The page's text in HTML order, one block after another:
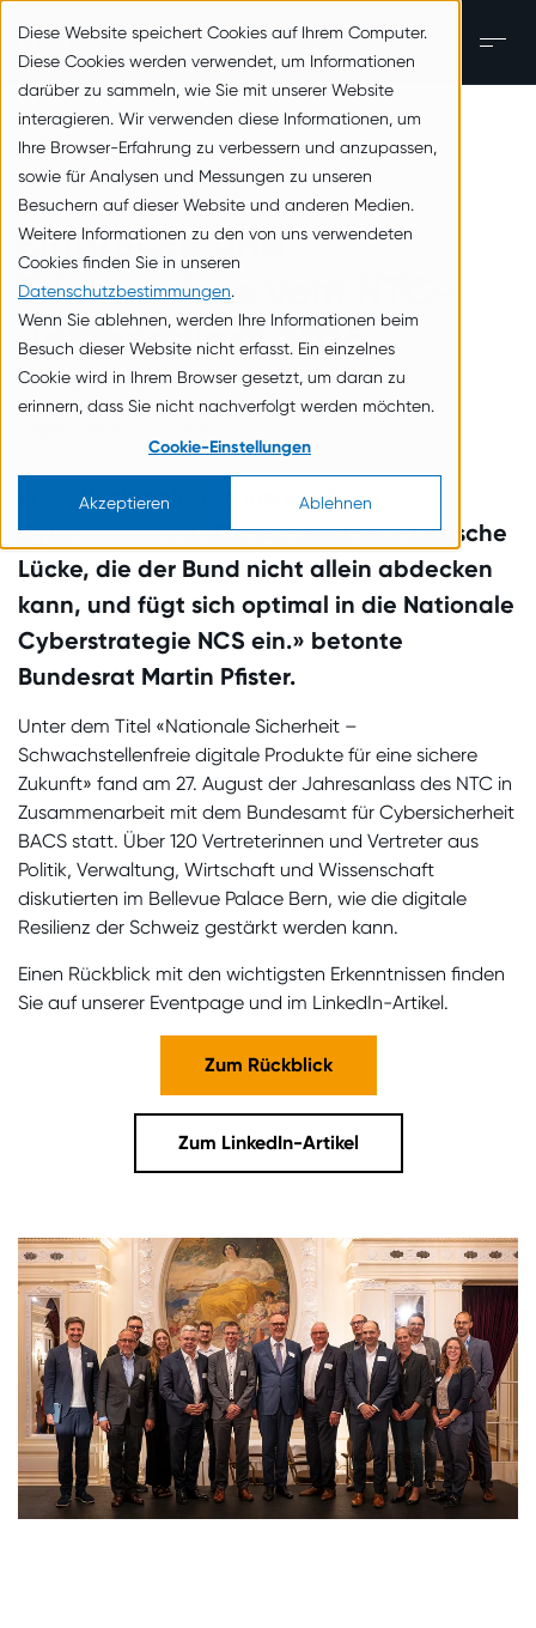
Diese Website speichert Cookies auf Ihrem Computer.
Diese Cookies werden verwendet, um Informationen
darüber zu sammeln, wie Sie mit unserer Website
interagieren. Wir verwenden diese Informationen, um
Ihre Browser-Erfahrung zu verbessern und anzupassen,
sowie für Analysen und Messungen zu unseren
Besuchern auf dieser Website und anderen Medien.
Weitere Informationen zu den von uns verwendeten
Cookies finden Sie in unseren
Datenschutzbestimmungen.
Wenn Sie ablehnen, werden Ihre Informationen beim
Besuch dieser Website nicht erfasst. Ein einzelnes
Cookie wird in Ihrem Browser gesetzt, um daran zu
erinnern, dass Sie nicht nachverfolgt werden möchten.
Cookie-Einstellungen
Akzeptieren Ablehnen
zum Inhalt springen
DE
Zurück zur Übersicht
Eindrücke und
Erkenntnisse vom NTC-
Jahresanlass 2025
28. August 2025
«Das Nationale Testinstitut für
Cybersicherheit NTC schliesst eine kritische
Lücke, die der Bund nicht allein abdecken
kann, und fügt sich optimal in die Nationale
Cyberstrategie NCS ein.» betonte
Bundesrat Martin Pfister.
Unter dem Titel «Nationale Sicherheit –
Schwachstellenfreie digitale Produkte für eine sichere
Zukunft» fand am 27. August der Jahresanlass des NTC in
Zusammenarbeit mit dem Bundesamt für Cybersicherheit
BACS statt. Über 120 Vertreterinnen und Vertreter aus
Politik, Verwaltung, Wirtschaft und Wissenschaft
diskutierten im Bellevue Palace Bern, wie die digitale
Resilienz der Schweiz gestärkt werden kann.
Einen Rückblick mit den wichtigsten Erkenntnissen finden
Sie auf unserer Eventpage und im LinkedIn-Artikel.
Zum Rückblick
Zum LinkedIn-Artikel